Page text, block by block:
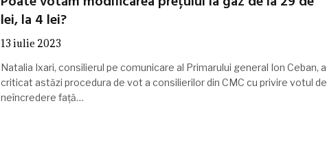
lei, la 4 lei?
13 iulie 2023
Natalia Ixari, consilierul pe comunicare al Primarului general Ion Ceban, a
criticat astăzi procedura de vot a consilierilor din CMC cu privire votul de
neîncredere față…